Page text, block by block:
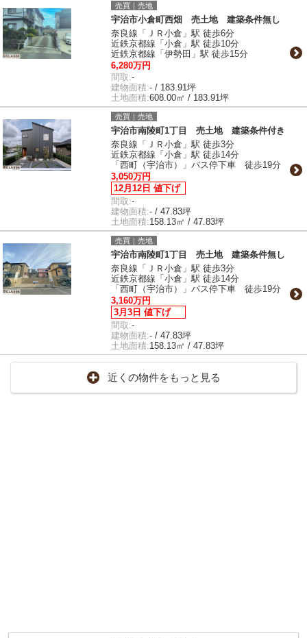
売買｜売地
宇治市小倉町西畑 売土地 建築条件無し
奈良線「ＪＲ小倉」駅 徒歩6分
近鉄京都線「小倉」駅 徒歩10分
近鉄京都線「伊勢田」駅 徒歩15分
6,280万円
間取:-
建物面積:- / 183.91坪
土地面積:608.00㎡ / 183.91坪
売買｜売地
宇治市南陵町1丁目 売土地 建築条件付き
奈良線「ＪＲ小倉」駅 徒歩3分
近鉄京都線「小倉」駅 徒歩14分
「西町（宇治市）」バス停下車 徒歩19分
3,050万円
12月12日 値下げ
間取:-
建物面積:- / 47.83坪
土地面積:158.13㎡ / 47.83坪
売買｜売地
宇治市南陵町1丁目 売土地 建築条件無し
奈良線「ＪＲ小倉」駅 徒歩3分
近鉄京都線「小倉」駅 徒歩14分
「西町（宇治市）」バス停下車 徒歩19分
3,160万円
3月3日 値下げ
間取:-
建物面積:- / 47.83坪
土地面積:158.13㎡ / 47.83坪
近くの物件をもっと見る